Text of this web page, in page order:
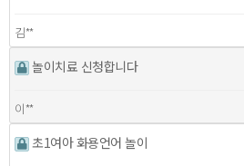
김**
놀이치료 신청합니다
이**
초1여아 화용언어 놀이